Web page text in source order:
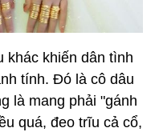
khác khiến dân tình
tính. Đó là cô dâu
là mang phải "gánh
quá, đeo trĩu cả cổ,